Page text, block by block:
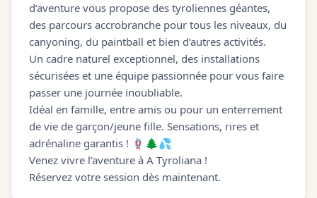
d’aventure vous propose des tyroliennes géantes,
des parcours accrobranche pour tous les niveaux, du
canyoning, du paintball et bien d’autres activités.
Un cadre naturel exceptionnel, des installations
sécurisées et une équipe passionnée pour vous faire
passer une journée inoubliable.
Idéal en famille, entre amis ou pour un enterrement
de vie de garçon/jeune fille. Sensations, rires et
adrénaline garantis ! 🪢🌲💦
Venez vivre l’aventure à A Tyroliana !
Réservez votre session dès maintenant.